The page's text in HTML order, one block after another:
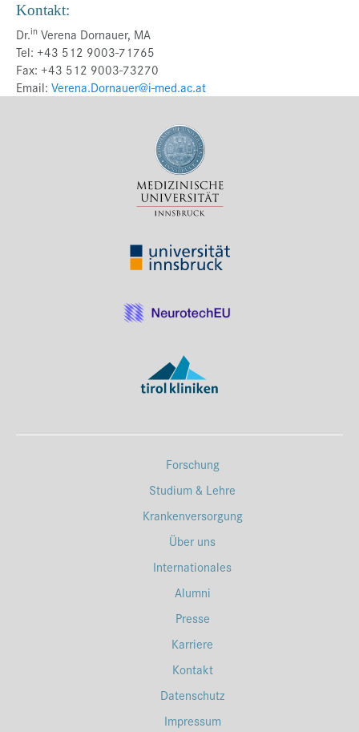
Kontakt:
Dr.in Verena Dornauer, MA
Tel: +43 512 9003-71765
Fax: +43 512 9003-73270
Email: Verena.Dornauer@i-med.ac.at
Forschung
Studium & Lehre
Krankenversorgung
Über uns
Internationales
Alumni
Presse
Karriere
Kontakt
Datenschutz
Impressum